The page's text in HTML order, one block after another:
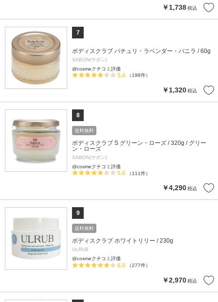
￥1,738税込
7
ボディスクラブ パチュリ・ラベンダー・バニラ / 60g
SABON(サボン)
@cosmeクチコミ評価
5.4 （198件）
￥1,320税込
8
送料無料
ボディスクラブ S グリーン・ローズ / 320g / グリー
ン・ローズ
SABON(サボン)
@cosmeクチコミ評価
5.6 （111件）
￥4,290税込
9
送料無料
ボディスクラブ ホワイトリリー / 230g
ULRUB
@cosmeクチコミ評価
6.0 （277件）
￥2,970税込